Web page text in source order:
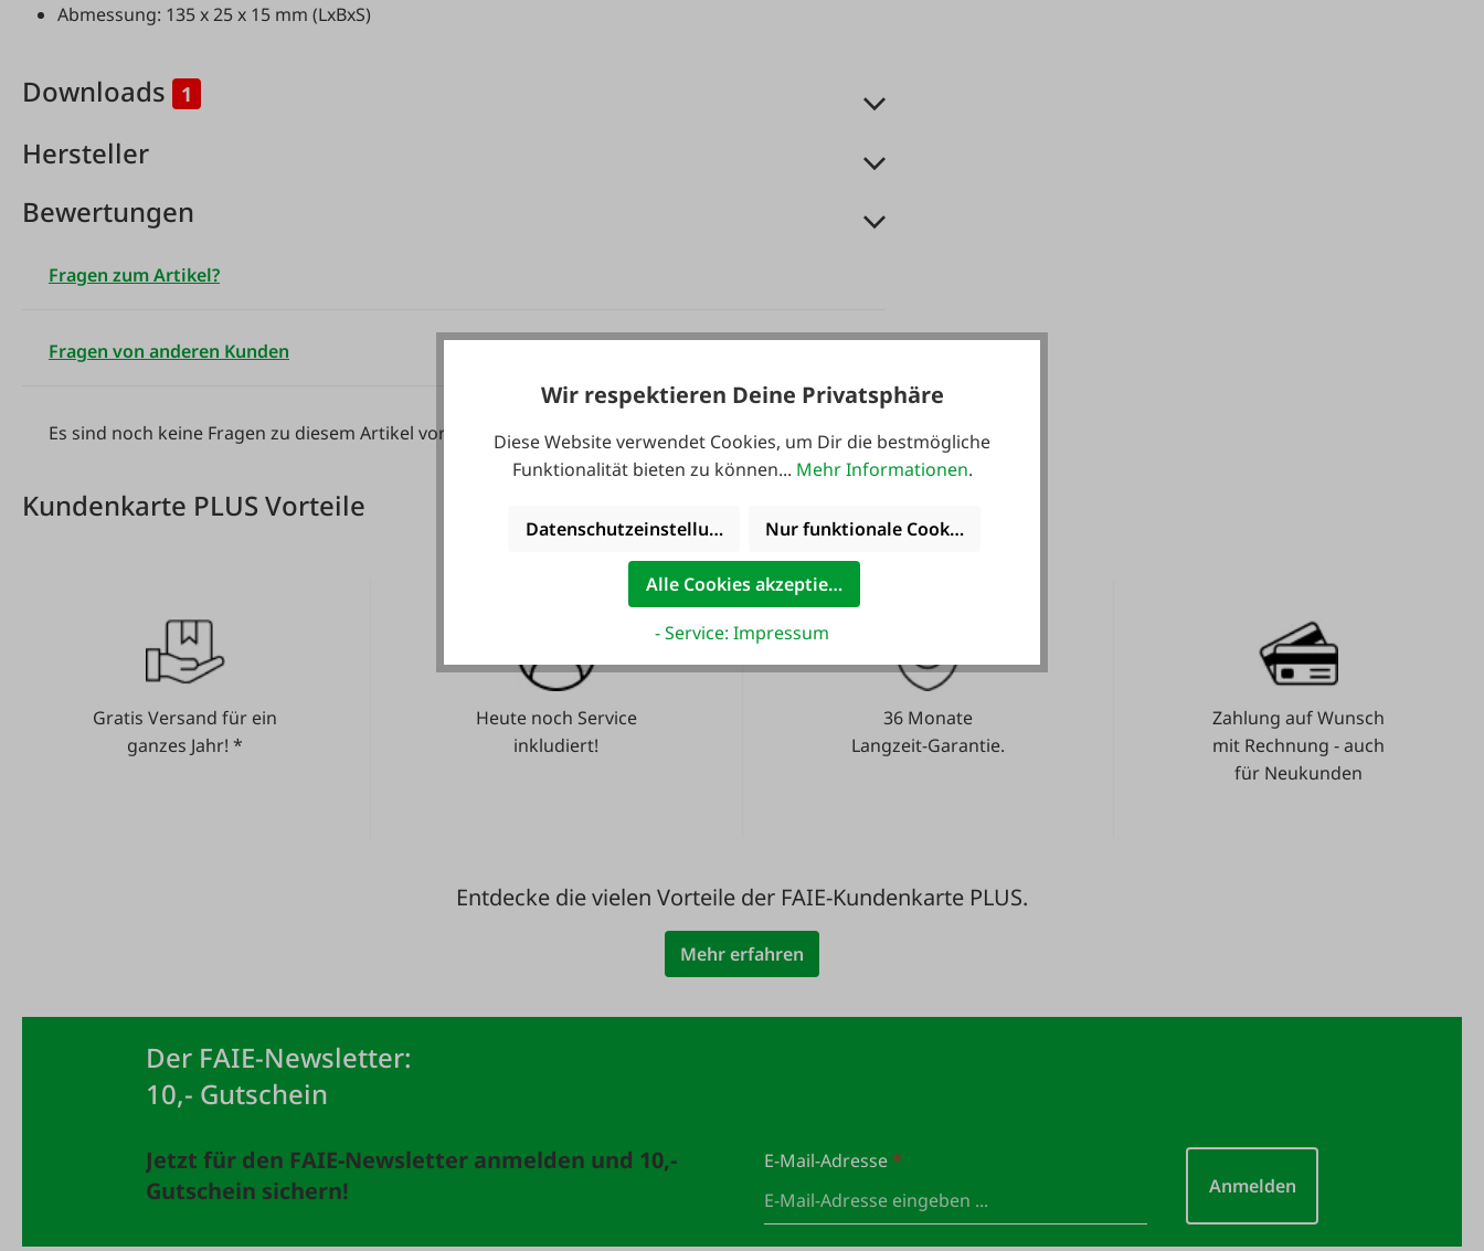
Abmessung: 135 x 25 x 15 mm (LxBxS)
Downloads 1
Hersteller
Bewertungen
Fragen zum Artikel?
Fragen von anderen Kunden
Es sind noch keine Fragen zu diesem Artikel vorhanden.
Kundenkarte PLUS Vorteile
Gratis Versand für ein
ganzes Jahr! *
Heute noch Service
inkludiert!
36 Monate
Langzeit-Garantie.
Zahlung auf Wunsch
mit Rechnung - auch
für Neukunden
Entdecke die vielen Vorteile der FAIE-Kundenkarte PLUS.
Mehr erfahren
Der FAIE-Newsletter:
10,- Gutschein
Jetzt für den FAIE-Newsletter anmelden und 10,-
Gutschein sichern!
E-Mail-Adresse*
Anmelden
Wir respektieren Deine Privatsphäre
Diese Website verwendet Cookies, um Dir die bestmögliche
Funktionalität bieten zu können... Mehr Informationen.
Datenschutzeinstellungen Nur funktionale Cookies akzeptieren
Alle Cookies akzeptieren
- Service: Impressum